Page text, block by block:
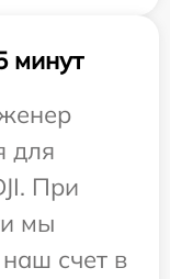
минут
для
При
мы
счет в